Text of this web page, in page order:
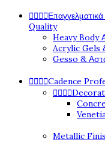

Quality
Heavy Body
Acrylic Gels
Gesso &
Cadence

Metallic